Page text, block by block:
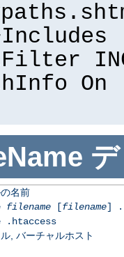
On
名前
filename[filename]
.htaccess
, バーチャルホスト